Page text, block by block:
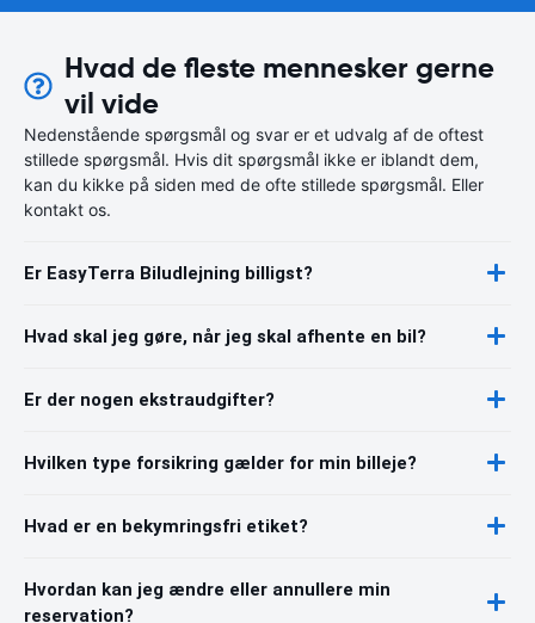
Hvad de fleste mennesker gerne
vil vide
Nedenstående spørgsmål og svar er et udvalg af de oftest
stillede spørgsmål. Hvis dit spørgsmål ikke er iblandt dem,
kan du kikke på siden med de ofte stillede spørgsmål. Eller
kontakt os.
Er EasyTerra Biludlejning billigst?
Hvad skal jeg gøre, når jeg skal afhente en bil?
Er der nogen ekstraudgifter?
Hvilken type forsikring gælder for min billeje?
Hvad er en bekymringsfri etiket?
Hvordan kan jeg ændre eller annullere min
reservation?